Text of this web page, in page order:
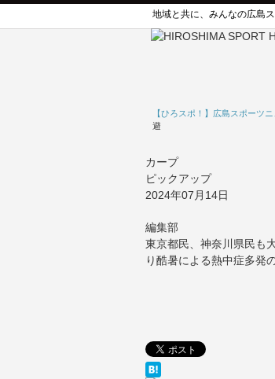
地域と共に、みんなの広島
【ひろスポ！】広島スポーツ
避
カープ
ピックアップ
2024年07月14日
編集部
東京都民、神奈川県民も
り酷暑による熱中症多発